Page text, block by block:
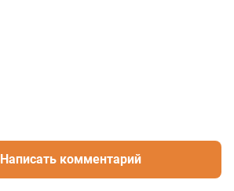
Написать комментарий